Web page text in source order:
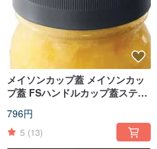
メイソンカップ蓋 メイソンカッ
プ蓋 FSハンドルカップ蓋ステン
796円
5 (13)